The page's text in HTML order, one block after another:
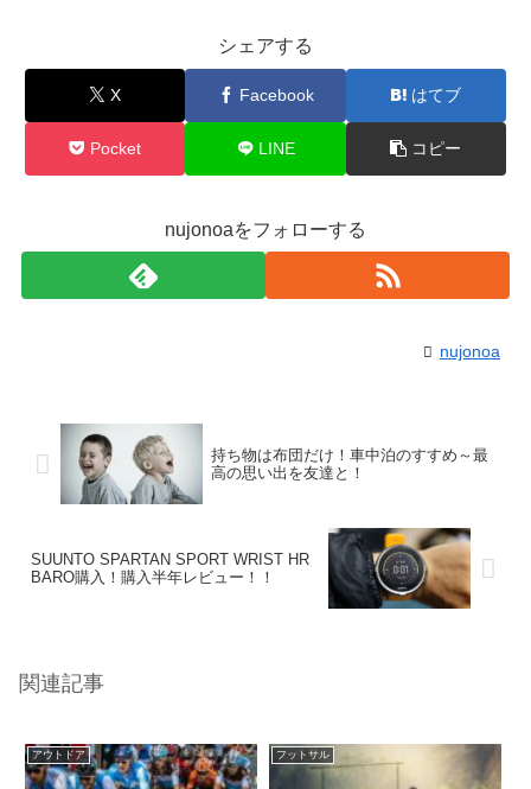
シェアする
X Facebook はてブ
Pocket LINE コピー
nujonoaをフォローする
nujonoa
持ち物は布団だけ！車中泊のすすめ～最
高の思い出を友達と！
SUUNTO SPARTAN SPORT WRIST HR
BARO購入！購入半年レビュー！！
関連記事
アウトドア フットサル